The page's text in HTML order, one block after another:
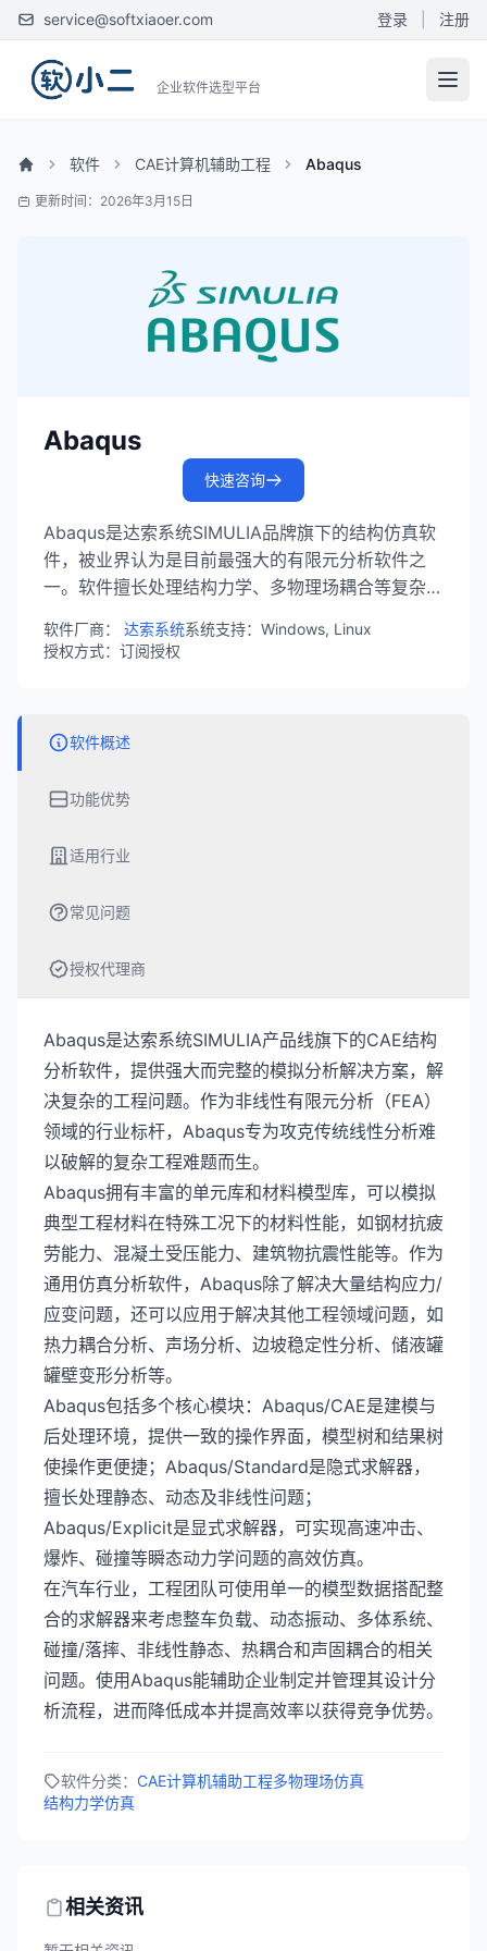
service@softxiaoer.com 登录 注册
企业软件选型平台
软件 CAE计算机辅助工程 Abaqus
更新时间：2026年3月15日
Abaqus
快速咨询
Abaqus是达索系统SIMULIA品牌旗下的结构仿真软
件，被业界认为是目前最强大的有限元分析软件之
一。软件擅长处理结构力学、多物理场耦合等复杂工
域。
软件厂商： 达索系统系统支持：Windows, Linux
授权方式：订阅授权
软件概述
功能优势
适用行业
常见问题
授权代理商
Abaqus是达索系统SIMULIA产品线旗下的CAE结构
分析软件，提供强大而完整的模拟分析解决方案，解
决复杂的工程问题。作为非线性有限元分析（FEA）
领域的行业标杆，Abaqus专为攻克传统线性分析难
以破解的复杂工程难题而生。
Abaqus拥有丰富的单元库和材料模型库，可以模拟
典型工程材料在特殊工况下的材料性能，如钢材抗疲
劳能力、混凝土受压能力、建筑物抗震性能等。作为
通用仿真分析软件，Abaqus除了解决大量结构应力/
应变问题，还可以应用于解决其他工程领域问题，如
热力耦合分析、声场分析、边坡稳定性分析、储液罐
罐壁变形分析等。
Abaqus包括多个核心模块：Abaqus/CAE是建模与
后处理环境，提供一致的操作界面，模型树和结果树
使操作更便捷；Abaqus/Standard是隐式求解器，
擅长处理静态、动态及非线性问题；
Abaqus/Explicit是显式求解器，可实现高速冲击、
爆炸、碰撞等瞬态动力学问题的高效仿真。
在汽车行业，工程团队可使用单一的模型数据搭配整
合的求解器来考虑整车负载、动态振动、多体系统、
碰撞/落摔、非线性静态、热耦合和声固耦合的相关
问题。使用Abaqus能辅助企业制定并管理其设计分
析流程，进而降低成本并提高效率以获得竞争优势。
软件分类： CAE计算机辅助工程多物理场仿真
结构力学仿真
相关资讯